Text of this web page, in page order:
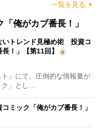
一覧を見る
俺がカブ番長！」
いトレンド見極め術 投資コ
！」【第11回】
」にて、圧倒的な情報量が
」とし…
ミック「俺がカブ番長！」